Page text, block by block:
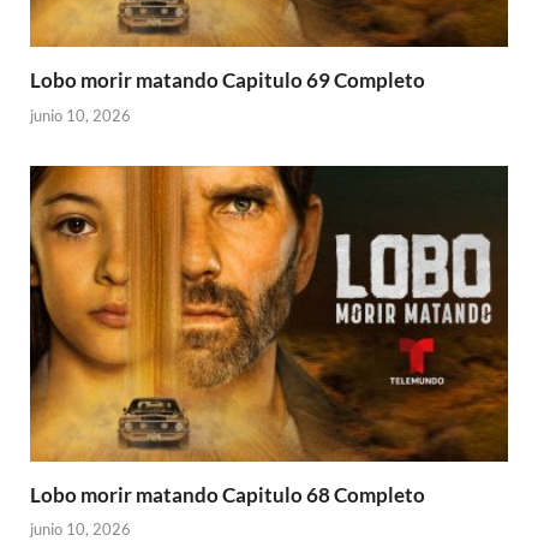
Lobo morir matando Capitulo 69 Completo
junio 10, 2026
Lobo morir matando Capitulo 68 Completo
junio 10, 2026